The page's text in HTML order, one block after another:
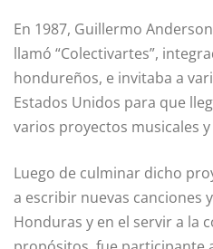
En 1987, Guillermo
llamó “Colectivartes”,
hondureños, e invitaba a
Estados Unidos para que
varios proyectos musicales
Luego de culminar dicho
a escribir nuevas canciones
Honduras y en el servir a la